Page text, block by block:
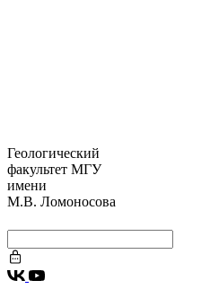
Геологический
факультет МГУ
имени
М.В. Ломоносова